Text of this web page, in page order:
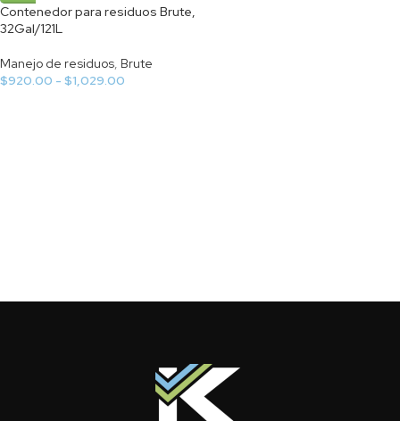
Contenedor para residuos Brute,
32Gal/121L
Manejo de residuos, Brute
$920.00 - $1,029.00